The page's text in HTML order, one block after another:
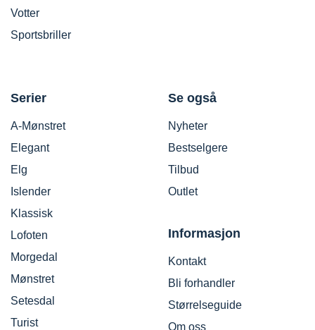
Votter
Sportsbriller
Serier
A-Mønstret
Elegant
Elg
Islender
Klassisk
Lofoten
Morgedal
Mønstret
Setesdal
Turist
Se også
Nyheter
Bestselgere
Tilbud
Outlet
Informasjon
Kontakt
Bli forhandler
Størrelseguide
Om oss